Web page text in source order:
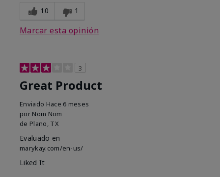
10 1
Marcar esta opinión
3
Great Product
Enviado Hace 6 meses
por Nom Nom
de Plano, TX
Evaluado en
marykay.com/en-us/
Liked It